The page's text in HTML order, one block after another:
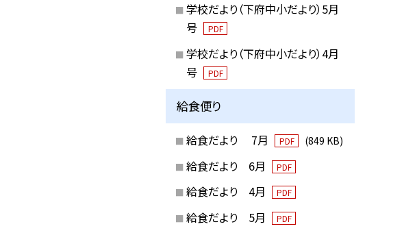
学校だより（下府中小だより）5月
号
PDF
学校だより（下府中小だより）4月
号
PDF
給食便り
給食だより 7月 PDF (849 KB)
給食だより 6月 PDF
給食だより 4月 PDF
給食だより 5月 PDF